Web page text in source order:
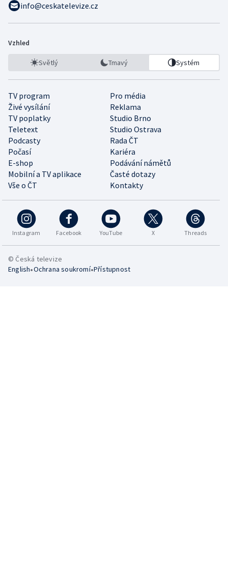
info@ceskatelevize.cz
Vzhled
Světlý Tmavý Systém
TV program
Pro média
Živé vysílání
Reklama
TV poplatky
Studio Brno
Teletext
Studio Ostrava
Podcasty
Rada ČT
Počasí
Kariéra
E-shop
Podávání námětů
Mobilní a TV aplikace
Časté dotazy
Vše o ČT
Kontakty
Instagram Facebook YouTube X Threads
© Česká televize
English•Ochrana soukromí•Přístupnost